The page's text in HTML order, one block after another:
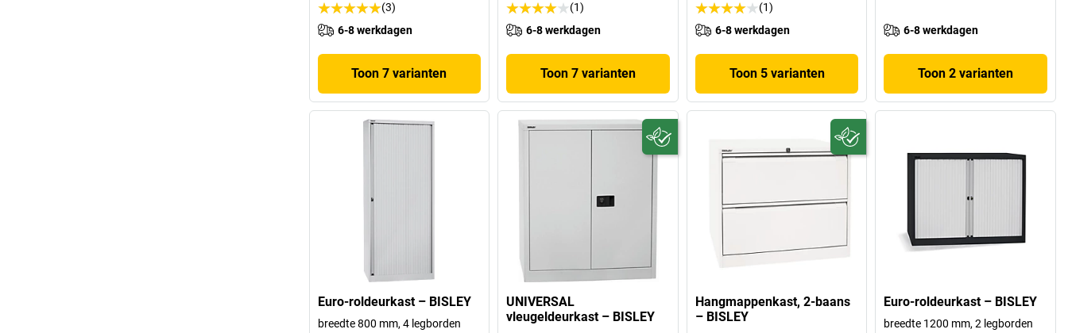
(3)
6-8 werkdagen
Toon 7 varianten
(1)
6-8 werkdagen
Toon 7 varianten
(1)
6-8 werkdagen
Toon 5 varianten
6-8 werkdagen
Toon 2 varianten
Euro-roldeurkast – BISLEY
breedte 800 mm, 4 legborden
UNIVERSAL
vleugeldeurkast – BISLEY
Hangmappenkast, 2-baans
– BISLEY
Euro-roldeurkast – BISLEY
breedte 1200 mm, 2 legborden